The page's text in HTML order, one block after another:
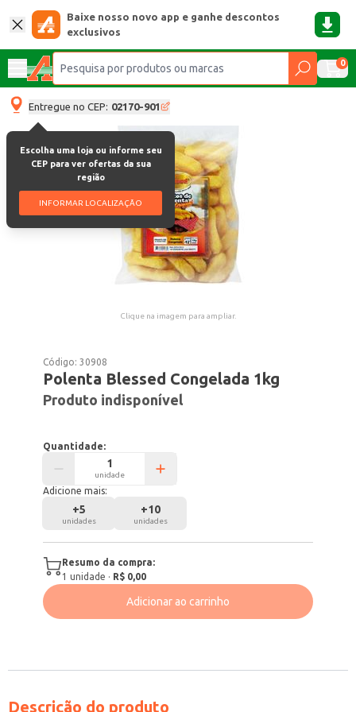
Baixe nosso novo app e ganhe descontos
exclusivos
0
Entregue no CEP: 02170-901
Escolha uma loja ou informe seu
CEP para ver ofertas da sua
região
INFORMAR LOCALIZAÇÃO
Clique na imagem para ampliar.
Código:30908
Polenta Blessed Congelada 1kg
Produto indisponível
Quantidade:
unidade
Adicione mais:
+5
unidades
+10
unidades
Resumo da compra:
1 unidade · R$ 0,00
Adicionar ao carrinho
Descrição do produto